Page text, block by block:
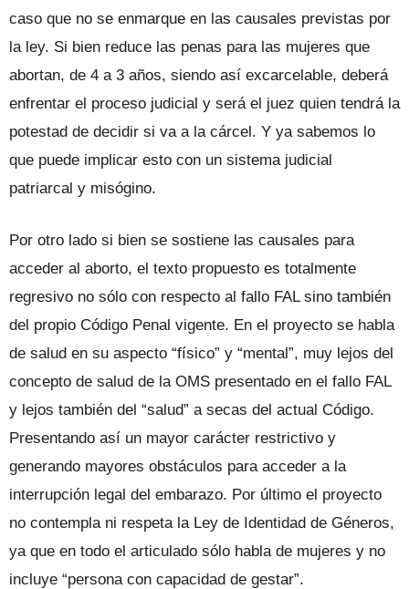
caso que no se enmarque en las causales previstas por
la ley. Si bien reduce las penas para las mujeres que
abortan, de 4 a 3 años, siendo así excarcelable, deberá
enfrentar el proceso judicial y será el juez quien tendrá la
potestad de decidir si va a la cárcel. Y ya sabemos lo
que puede implicar esto con un sistema judicial
patriarcal y misógino.
Por otro lado si bien se sostiene las causales para
acceder al aborto, el texto propuesto es totalmente
regresivo no sólo con respecto al fallo FAL sino también
del propio Código Penal vigente. En el proyecto se habla
de salud en su aspecto “físico” y “mental”, muy lejos del
concepto de salud de la OMS presentado en el fallo FAL
y lejos también del “salud” a secas del actual Código.
Presentando así un mayor carácter restrictivo y
generando mayores obstáculos para acceder a la
interrupción legal del embarazo. Por último el proyecto
no contempla ni respeta la Ley de Identidad de Géneros,
ya que en todo el articulado sólo habla de mujeres y no
incluye “persona con capacidad de gestar”.